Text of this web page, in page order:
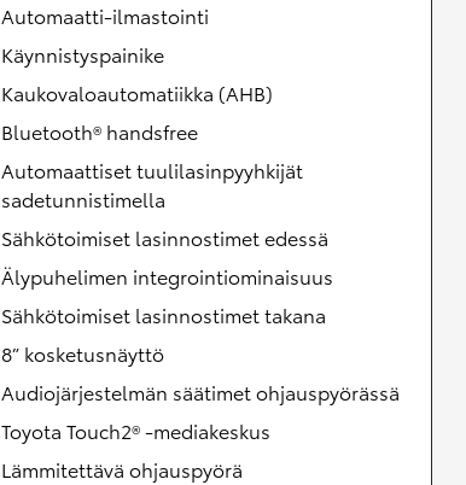
Automaatti-ilmastointi
Käynnistyspainike
Kaukovaloautomatiikka (AHB)
Bluetooth® handsfree
Automaattiset tuulilasinpyyhkijät
sadetunnistimella
Sähkötoimiset lasinnostimet edessä
Älypuhelimen integrointiominaisuus
Sähkötoimiset lasinnostimet takana
8” kosketusnäyttö
Audiojärjestelmän säätimet ohjauspyörässä
Toyota Touch2® -mediakeskus
Lämmitettävä ohjauspyörä